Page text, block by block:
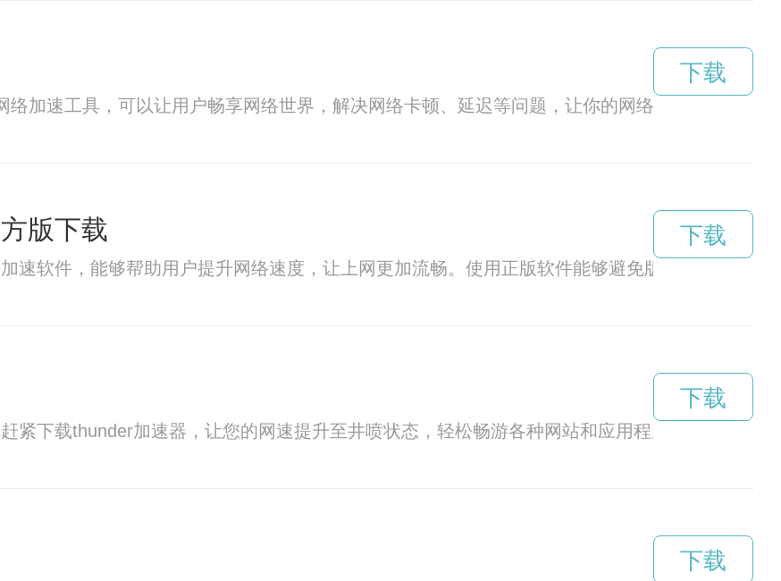
加速工具，可以让用户畅享网络世界，解决网络卡顿、延迟等问题，让你的网络体验更加流畅。
下载
版下载
速软件，能够帮助用户提升网络速度，让上网更加流畅。使用正版软件能够避免版权纠纷，保障
下载
紧下载thunder加速器，让您的网速提升至井喷状态，轻松畅游各种网站和应用程序。
下载
下载